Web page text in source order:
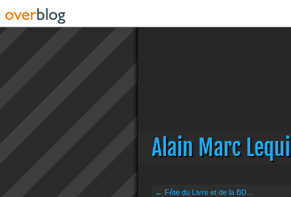
Alain Marc
← Fête du Livre et de la BD...